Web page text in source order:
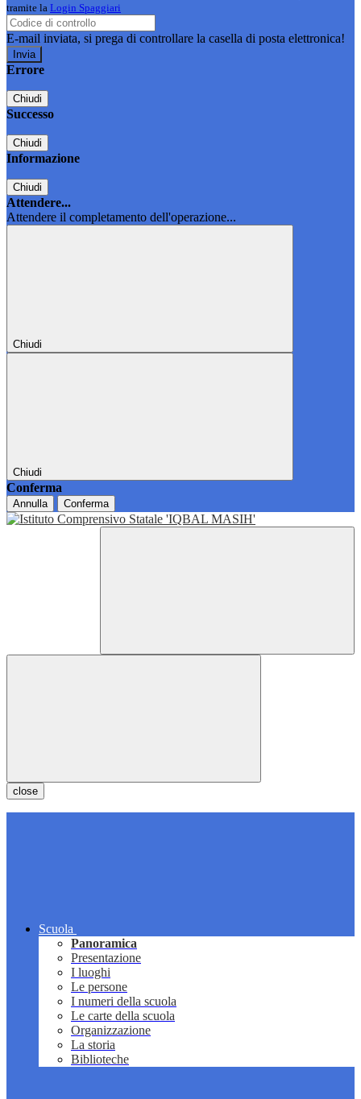
tramite la Login Spaggiari
E-mail inviata, si prega di controllare la casella di posta elettronica!
Errore
Chiudi
Successo
Chiudi
Informazione
Chiudi
Attendere...
Attendere il completamento dell'operazione...
Chiudi
Chiudi
Conferma
Annulla Conferma
close
Scuola
Panoramica
Presentazione
I luoghi
Le persone
I numeri della scuola
Le carte della scuola
Organizzazione
La storia
Biblioteche